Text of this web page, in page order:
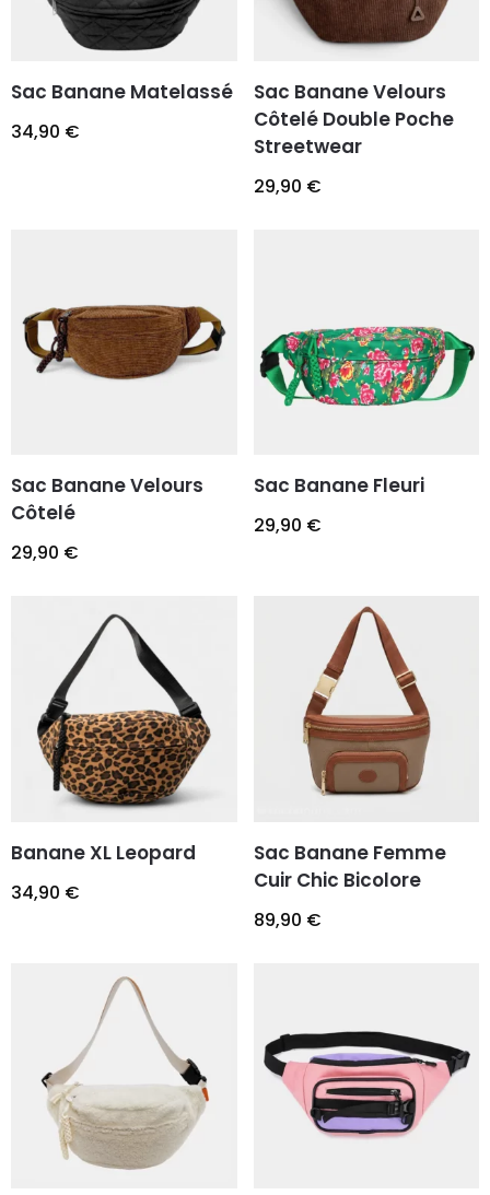
Sac Banane Matelassé
34,90 €
Sac Banane Velours
Côtelé Double Poche
Streetwear
29,90 €
Sac Banane Velours
Côtelé
29,90 €
Sac Banane Fleuri
29,90 €
Banane XL Leopard
34,90 €
Sac Banane Femme
Cuir Chic Bicolore
89,90 €